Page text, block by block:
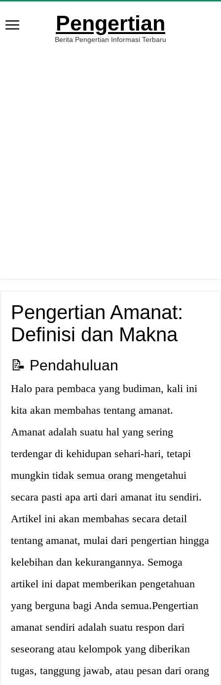
Pengertian
Berita Pengertian Informasi Terbaru
Pengertian Amanat:
Definisi dan Makna
📝 Pendahuluan
Halo para pembaca yang budiman, kali ini
kita akan membahas tentang amanat.
Amanat adalah suatu hal yang sering
terdengar di kehidupan sehari-hari, tetapi
mungkin tidak semua orang mengetahui
secara pasti apa arti dari amanat itu sendiri.
Artikel ini akan membahas secara detail
tentang amanat, mulai dari pengertian hingga
kelebihan dan kekurangannya. Semoga
artikel ini dapat memberikan pengetahuan
yang berguna bagi Anda semua.Pengertian
amanat sendiri adalah suatu respon dari
seseorang atau kelompok yang diberikan
tugas, tanggung jawab, atau pesan dari orang